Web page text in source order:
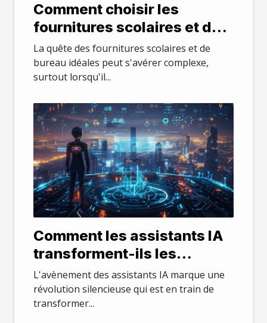
Comment choisir les
fournitures scolaires et de
bureau idéales en ligne
La quête des fournitures scolaires et de
bureau idéales peut s'avérer complexe,
surtout lorsqu'il...
Comment les assistants IA
transforment-ils les
industries en 2025 ?
L'avènement des assistants IA marque une
révolution silencieuse qui est en train de
transformer...